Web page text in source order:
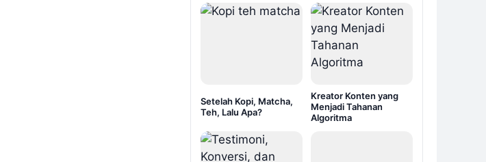
Setelah Kopi, Matcha,
Teh, Lalu Apa?
Kreator Konten yang
Menjadi Tahanan
Algoritma